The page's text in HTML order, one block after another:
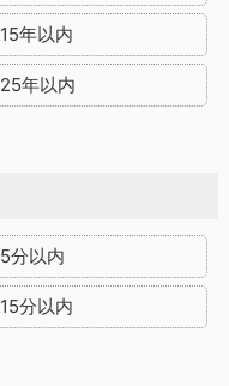
15年以内
25年以内
5分以内
15分以内